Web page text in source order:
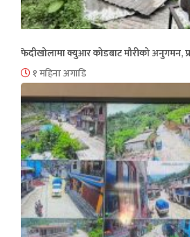
फेदीखोलामा क्युआर कोडबाट मौरीको अनुगमन,
१ महिना अगाडि